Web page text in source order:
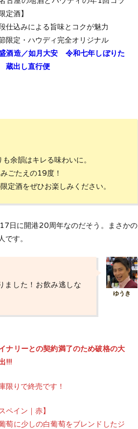
定酒】
仕込みによる旨味とコクが魅力
限定・ハウディ完全オリジナル
酒造／如月大安 令和七年しぼりた
出し直行便
余韻はキレる味わいに。
ごたえの19度！
定酒をぜひお楽しみください。
日に開港20周年なのだそう。まさかの
す。
ました！お飲み逃しな
ナリーとの契約満了のため破格の大
!!!
限りで終売です！
スペイン｜赤】
萄に少しの白葡萄をブレンドしたジ